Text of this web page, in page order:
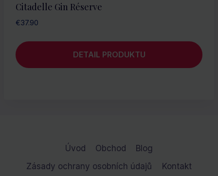
Citadelle Gin Réserve
€37.90
DETAIL PRODUKTU
Úvod Obchod
Blog
Zásady ochrany osobních údajů
Kontakt